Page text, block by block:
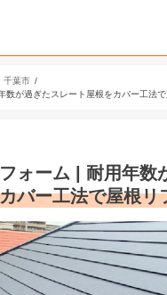
千葉市
数が過ぎたスレート屋根をカバー工法
ォーム | 耐用年数
バー工法で屋根リ